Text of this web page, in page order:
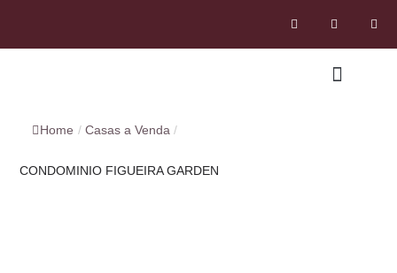
Home / Casas a Venda /
CONDOMINIO FIGUEIRA GARDEN